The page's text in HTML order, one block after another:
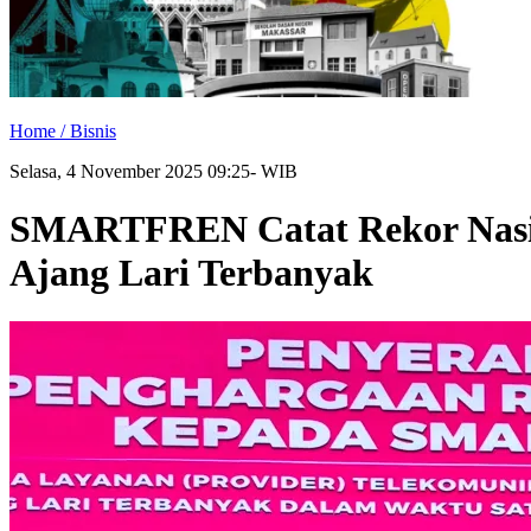
Home /Bisnis
Selasa, 4 November 2025 09:25- WIB
SMARTFREN Catat Rekor
Ajang Lari Terbanyak